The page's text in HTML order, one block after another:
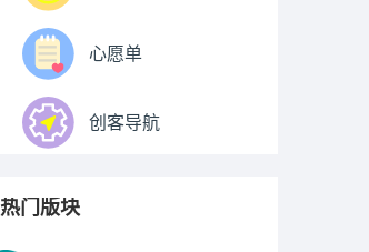
心愿单
创客导航
热门版块